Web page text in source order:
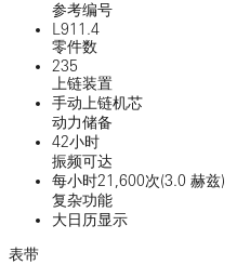
参考编号
L911.4
零件数
235
上链装置
手动上链机芯
动力储备
42小时
振频可达
每小时21,600次(3.0 赫兹)
复杂功能
大日历显示
表带